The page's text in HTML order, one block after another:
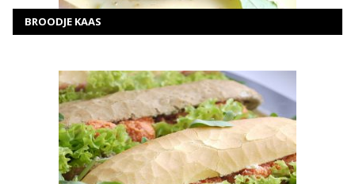
BROODJE KAAS
MEER INFORMATIE
SELECTEER OPTIES